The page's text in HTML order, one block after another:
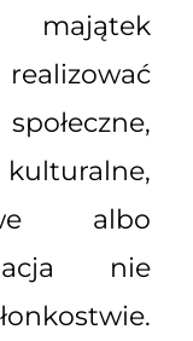
majątek
albo
nie